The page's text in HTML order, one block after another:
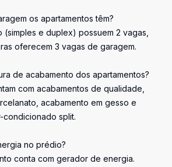
os apartamentos têm?
(simples e duplex) possuem 2 vagas,
oferecem 3 vagas de garagem.
de acabamento dos apartamentos?
com acabamentos de qualidade,
acabamento em gesso e
condicionado split.
no prédio?
conta com gerador de energia.